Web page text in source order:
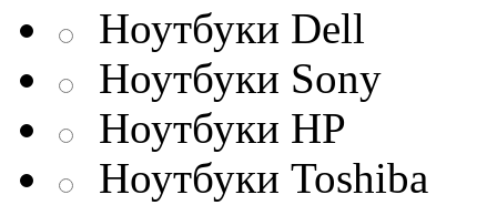
Ноутбуки Dell
Ноутбуки Sony
Ноутбуки HP
Ноутбуки Toshiba